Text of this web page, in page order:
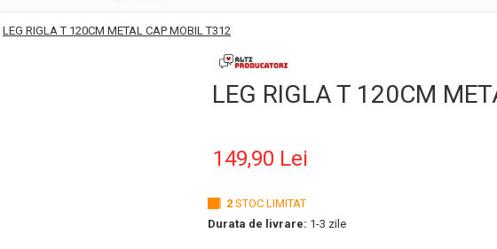
LEG RIGLA T 120CM METAL CAP MOBIL T312
LEG RIGLA T 120CM
149,90 Lei
2 STOC LIMITAT
Durata de livrare: 1-3 zile